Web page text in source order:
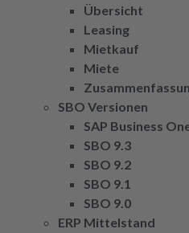
Übersicht
Leasing
Mietkauf
Miete
SBO Versionen
SAP Business
SBO 9.3
SBO 9.2
SBO 9.1
SBO 9.0
ERP Mittelstand